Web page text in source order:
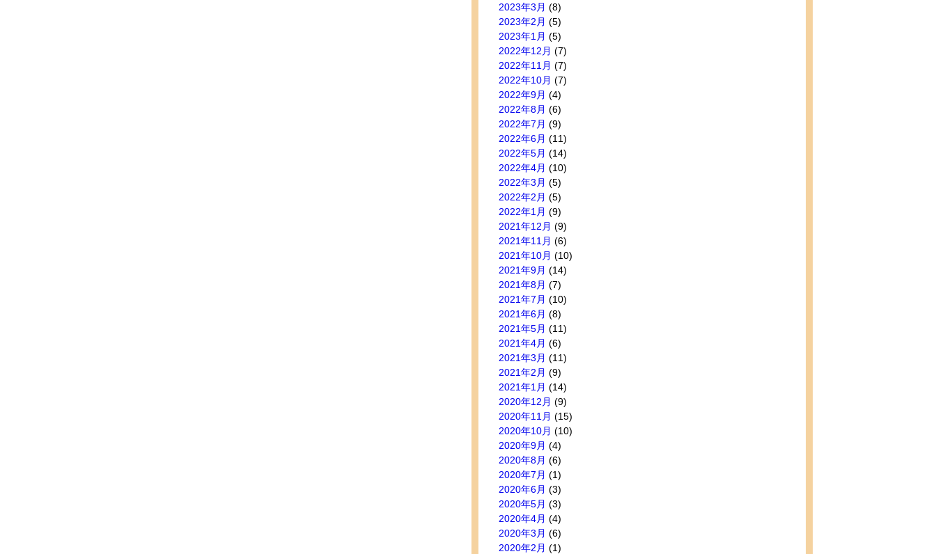
2023年3月 (8)
2023年2月 (5)
2023年1月 (5)
2022年12月 (7)
2022年11月 (7)
2022年10月 (7)
2022年9月 (4)
2022年8月 (6)
2022年7月 (9)
2022年6月 (11)
2022年5月 (14)
2022年4月 (10)
2022年3月 (5)
2022年2月 (5)
2022年1月 (9)
2021年12月 (9)
2021年11月 (6)
2021年10月 (10)
2021年9月 (14)
2021年8月 (7)
2021年7月 (10)
2021年6月 (8)
2021年5月 (11)
2021年4月 (6)
2021年3月 (11)
2021年2月 (9)
2021年1月 (14)
2020年12月 (9)
2020年11月 (15)
2020年10月 (10)
2020年9月 (4)
2020年8月 (6)
2020年7月 (1)
2020年6月 (3)
2020年5月 (3)
2020年4月 (4)
2020年3月 (6)
2020年2月 (1)